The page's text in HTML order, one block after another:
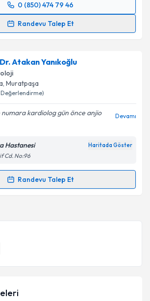
Takvim Talebini Gönder
0 (850) 474 79 46
Randevu Talep Et
Talebi
hazırlandığında e-posta ile
okudum ve kişisel verilerimin belirtilen
işlenmesini kabul ediyorum.
Takvim Talebini Gönder
Atakan Yanıkoğlu
, Muratpaşa
Değerlendirme)
kardiolog gün önce anjio
Devamı
Hastanesi Haritada Göster
Cd. No:96
Randevu Talep Et
Talebi
hazırlandığında e-posta ile